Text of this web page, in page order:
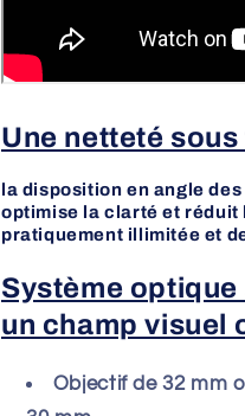
Une netteté
la disposition en angle
optimise la clarté et réduit
pratiquement illimitée et
Système
un champ visuel
Objectif de 32 mm